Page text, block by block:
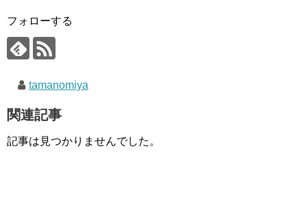
フォローする
tamanomiya
関連記事
記事は見つかりませんでした。